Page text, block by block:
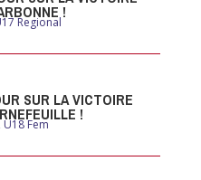
!
Regional
SUR LA VICTOIRE
!
,U18 Fem